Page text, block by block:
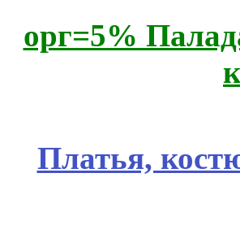
орг=5%
Платья,